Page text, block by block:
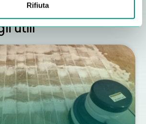
Rifiuta
utili